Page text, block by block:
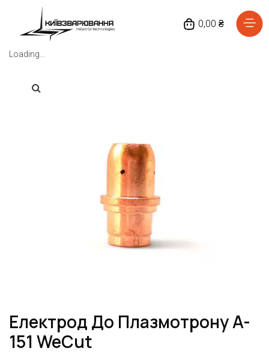
0,00 ₴
Loading...
Електрод До Плазмотрону A-
151 WeCut
Доставка та оплата
Повернення та обмін